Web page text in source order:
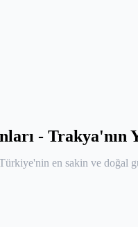
- Trakya'nın
en sakin ve doğal